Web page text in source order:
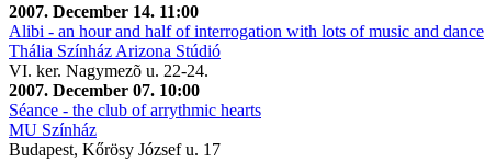
2007. December 14. 11:00
Alibi - an hour and half of interrogation with lots of music and dance
Thália Színház Arizona Stúdió
VI. ker. Nagymezõ u. 22-24.
2007. December 07. 10:00
Séance - the club of arrythmic hearts
MU Színház
Budapest, Kőrösy József u. 17